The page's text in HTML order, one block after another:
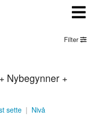
Filter
Nybegynner +
sette | Nivå